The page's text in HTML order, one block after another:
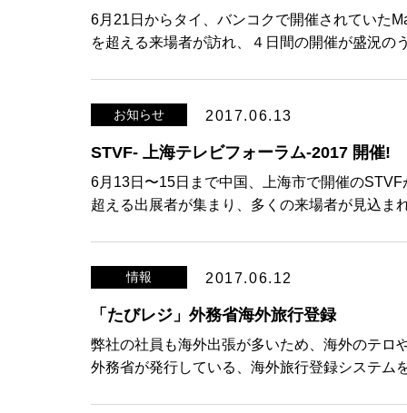
6月21日からタイ、バンコクで開催されていた
を超える来場者が訪れ、４日間の開催が盛況
お知らせ 2017.06.13
STVF- 上海テレビフォーラム-2017 開催!
6月13日〜15日まで中国、上海市で開催の
超える出展者が集まり、多くの来場者が見込
情報 2017.06.12
「たびレジ」外務省海外旅行登録
弊社の社員も海外出張が多いため、海外のテロ
外務省が発行している、海外旅行登録システ